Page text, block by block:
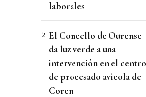
laborales
El Concello de Ourense
da luz verde a una
intervención en el centro
de procesado avícola de
Coren